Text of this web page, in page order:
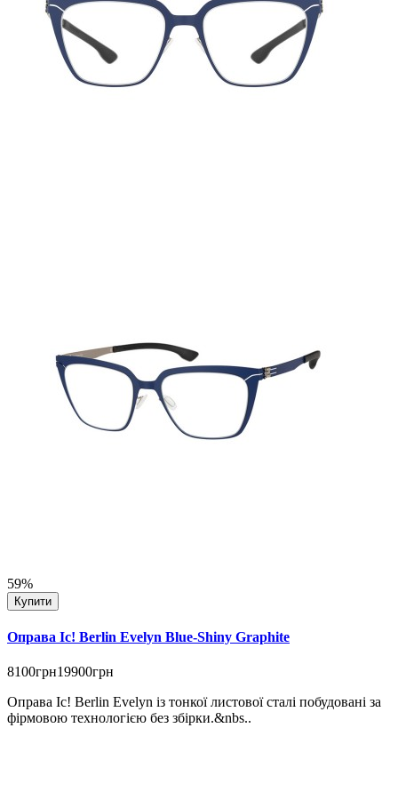
59%
Купити
Оправа Ic! Berlin Evelyn Blue-Shiny Graphite
8100грн19900грн
Оправа Ic! Berlin Evelyn із тонкої листової сталі побудовані за
фірмовою технологією без збірки.&nbs..